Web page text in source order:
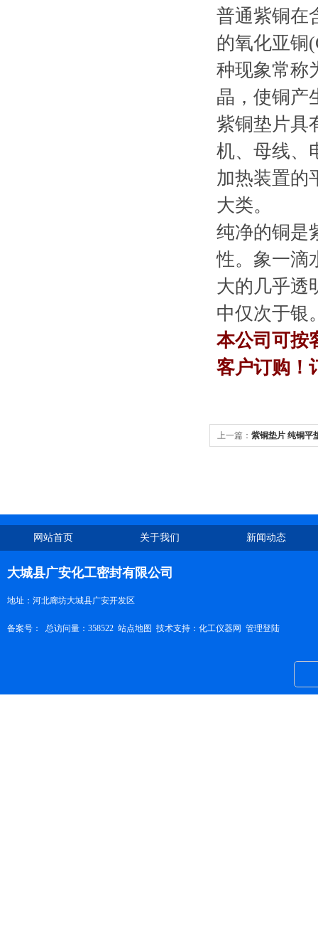
普通紫铜在
的氧化亚铜
种现象常称
晶，使铜产
紫铜垫片具
机、母线、
加热装置的
大类。
纯净的铜是
性。象一滴
大的几乎透
中仅次于银
本公司可按
客户订
上一篇： 紫铜垫片 纯铜平
网站首页 关于我们 新闻动态
大城县广安化工密封有限公司
地址：河北廊坊大城县广安开发区
备案号： 总访问量：358522 站点地图 技术支持： 化工仪器网 管理登陆